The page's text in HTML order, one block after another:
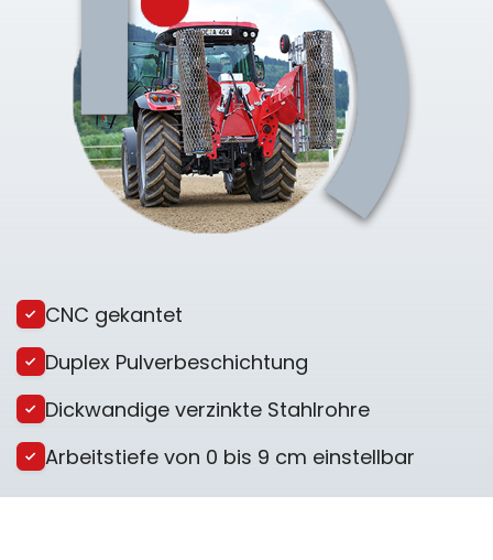
CNC gekantet
Duplex Pulverbeschichtung
Dickwandige verzinkte Stahlrohre
Arbeitstiefe von 0 bis 9 cm einstellbar